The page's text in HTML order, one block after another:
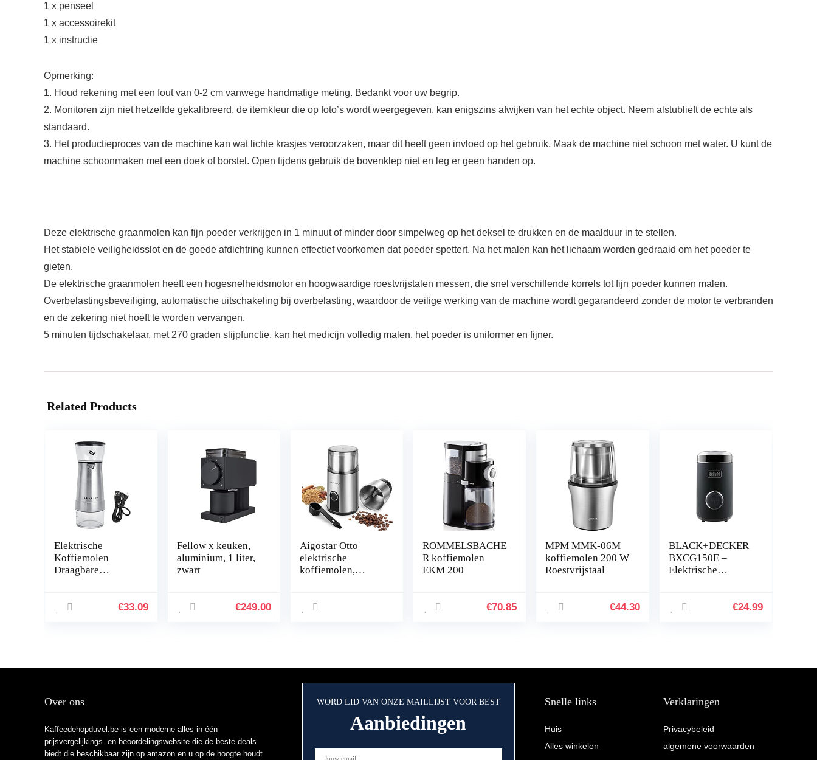
1 x penseel
1 x accessoirekit
1 x instructie
Opmerking:
1. Houd rekening met een fout van 0-2 cm vanwege handmatige meting. Bedankt voor uw begrip.
2. Monitoren zijn niet hetzelfde gekalibreerd, de itemkleur die op foto’s wordt weergegeven, kan enigszins afwijken van het echte object. Neem alstublieft de echte als
standaard.
3. Het productieproces van de machine kan wat lichte krasjes veroorzaken, maar dit heeft geen invloed op het gebruik. Maak de machine niet schoon met water. U kunt de
machine schoonmaken met een doek of borstel. Open tijdens gebruik de bovenklep niet en leg er geen handen op.
Deze elektrische graanmolen kan fijn poeder verkrijgen in 1 minuut of minder door simpelweg op het deksel te drukken en de maalduur in te stellen.
Het stabiele veiligheidsslot en de goede afdichtring kunnen effectief voorkomen dat poeder spettert. Na het malen kan het lichaam worden gedraaid om het poeder te
gieten.
De elektrische graanmolen heeft een hogesnelheidsmotor en hoogwaardige roestvrijstalen messen, die snel verschillende korrels tot fijn poeder kunnen malen.
Overbelastingsbeveiliging, automatische uitschakeling bij overbelasting, waardoor de veilige werking van de machine wordt gegarandeerd zonder de motor te verbranden
en de zekering niet hoeft te worden vervangen.
5 minuten tijdschakelaar, met 270 graden slijpfunctie, kan het medicijn volledig malen, het poeder is uniformer en fijner.
Related Products
Elektrische
Koffiemolen
Draagbare
Rvs Koffieboon
huishoudelijke
€33.09
Fellow x keuken,
aluminium, 1 liter,
zwart
€249.00
Aigostar Otto
elektrische
koffiemolen,
0% BPA. 25000
afneembare kom en
ROMMELSBACHE
R koffiemolen
EKM 200
€70.85
MPM MMK-06M
koffiemolen 200 W
Roestvrijstaal
€44.30
BLACK+DECKER
BXCG150E –
Elektrische
50g |
Snoeropslag | Zwart
€24.99
Over ons
Kaffeedehopduvel.be is een moderne alles-in-één
prijsvergelijkings- en beoordelingswebsite die de beste deals
biedt die beschikbaar zijn op amazon en u op de hoogte houdt
WORD LID VAN ONZE MAILLIJST VOOR BEST
Aanbiedingen
Snelle links
Huis
Alles winkelen
Verklaringen
Privacybeleid
algemene voorwaarden